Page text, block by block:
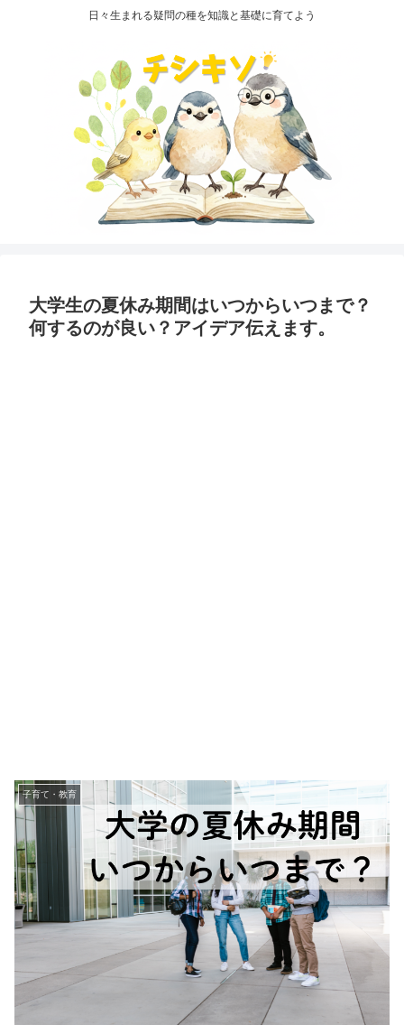
日々生まれる疑問の種を知識と基礎に育てよう
大学生の夏休み期間はいつからいつまで？
何するのが良い？アイデア伝えます。
子育て・教育